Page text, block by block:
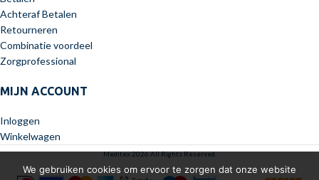
Achteraf Betalen
Retourneren
Combinatie voordeel
Zorgprofessional
MIJN ACCOUNT
Inloggen
Winkelwagen
Meditex 2026 All Rights Reserved.
We gebruiken cookies om ervoor te zorgen dat onze website